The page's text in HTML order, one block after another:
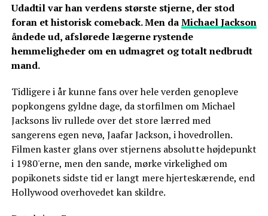
Udadtil var han verdens største stjerne, der stod
foran et historisk comeback. Men daMichael Jackson
åndede ud, afslørede lægerne rystende
hemmeligheder om en udmagret og totalt nedbrudt
mand.
Tidligere i år kunne fans over hele verden genopleve
popkongens gyldne dage, da storfilmen om Michael
Jacksons liv rullede over det store lærred med
sangerens egen nevø, Jaafar Jackson, i hovedrollen.
Filmen kaster glans over stjernens absolutte højdepunkt
i 1980'erne, men den sande, mørke virkelighed om
popikonets sidste tid er langt mere hjerteskærende, end
Hollywood overhovedet kan skildre.